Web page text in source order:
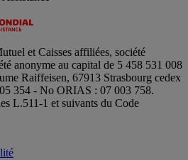
et Caisses affiliées, société
anonyme au capital de 5 458 531 008
Raiffeisen, 67913 Strasbourg cedex
354 - No ORIAS : 07 003 758.
L.511-1 et suivants du Code